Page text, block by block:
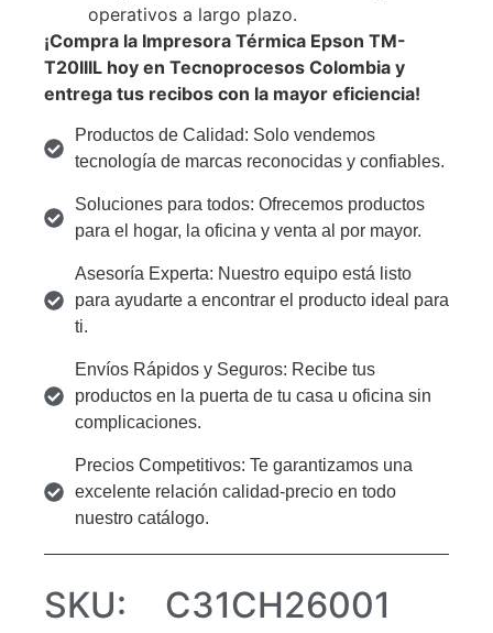
operativos a largo plazo.
¡Compra la Impresora Térmica Epson TM-
T20IIIL hoy en Tecnoprocesos Colombia y
entrega tus recibos con la mayor eficiencia!
Productos de Calidad: Solo vendemos
tecnología de marcas reconocidas y confiables.
Soluciones para todos: Ofrecemos productos
para el hogar, la oficina y venta al por mayor.
Asesoría Experta: Nuestro equipo está listo
para ayudarte a encontrar el producto ideal para
ti.
Envíos Rápidos y Seguros: Recibe tus
productos en la puerta de tu casa u oficina sin
complicaciones.
Precios Competitivos: Te garantizamos una
excelente relación calidad-precio en todo
nuestro catálogo.
SKU: C31CH26001